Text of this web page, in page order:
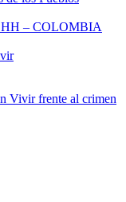
– COLOMBIA
Vivir frente al crimen